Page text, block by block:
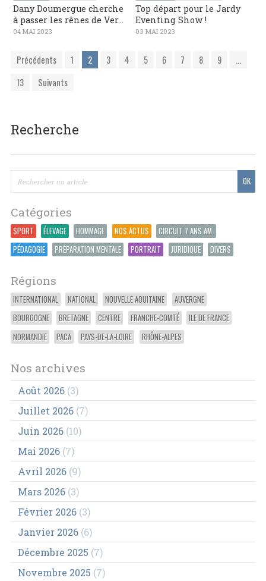
Dany Doumergue cherche
à passer les rênes de Ver...
04 MAI 2023
Top départ pour le Jardy
Eventing Show !
03 MAI 2023
Précédents 1 2 3 4 5 6 7 8 9
...
13
Suivants
Recherche
Catégories
SPORT ÉLEVAGE HOMMAGE NOS ACTUS
CIRCUIT 7 ANS AM.
PÉDAGOGIE
PRÉPARATION MENTALE PORTRAIT JURIDIQUE DIVERS
Régions
INTERNATIONAL NATIONAL NOUVELLE AQUITAINE
AUVERGNE
BOURGOGNE
BRETAGNE CENTRE FRANCHE-COMTÉ
ILE DE FRANCE
NORMANDIE
PACA PAYS-DE-LA-LOIRE RHÔNE-ALPES
Nos archives
Août 2026(3)
Juillet 2026(7)
Juin 2026(10)
Mai 2026(7)
Avril 2026(9)
Mars 2026(3)
Février 2026(3)
Janvier 2026(6)
Décembre 2025 (7)
Novembre 2025 (7)